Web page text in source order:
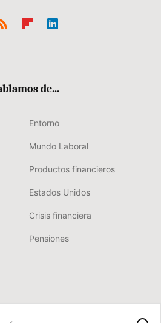
de...
Entorno
Mundo Laboral
Productos financieros
Estados Unidos
Crisis financiera
Pensiones